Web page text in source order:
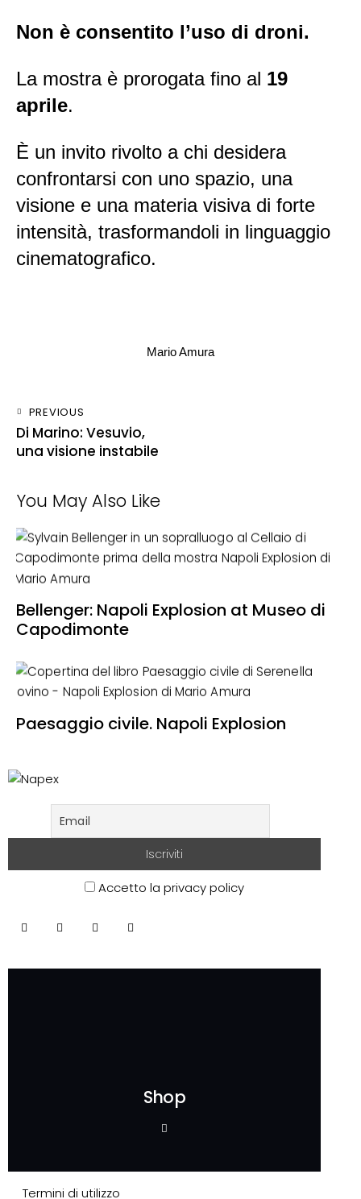
Non è consentito l’uso di droni.
La mostra è prorogata fino al 19
aprile.
È un invito rivolto a chi desidera
confrontarsi con uno spazio, una
visione e una materia visiva di forte
intensità, trasformandoli in linguaggio
cinematografico.
Mario Amura
PREVIOUS
Di Marino: Vesuvio,
una visione instabile
You May Also Like
Bellenger: Napoli Explosion at Museo di
Capodimonte
Paesaggio civile. Napoli Explosion
Accetto la privacy policy
Shop
Termini di utilizzo